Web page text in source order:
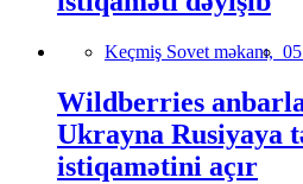
Keçmiş Sovet məkanı,
Wildberries
Ukrayna Rusiyaya
istiqamətini açır